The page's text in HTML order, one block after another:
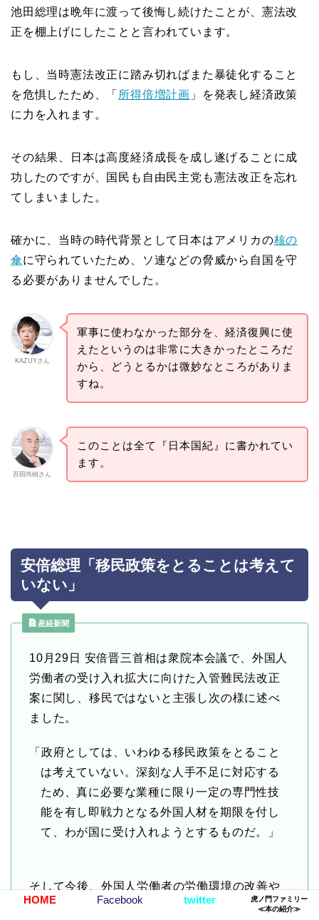
池田総理は晩年に渡って後悔し続けたことが、憲法改
正を棚上げにしたことと言われています。
もし、当時憲法改正に踏み切ればまた暴徒化すること
を危惧したため、「 所得倍増計画 」を発表し経済政策
に力を入れます。
その結果、日本は高度経済成長を成し遂げることに成
功したのですが、国民も自由民主党も憲法改正を忘れ
てしまいました。
確かに、当時の時代背景として日本はアメリカの核の
傘に守られていたため、ソ連などの脅威から自国を守
る必要がありませんでした。
KAZUYさん
軍事に使わなかった部分を、経済復興に使
えたというのは非常に大きかったところだ
から、どうとるかは微妙なところがありま
すね。
百田尚樹さん
このことは全て『日本国紀』に書かれてい
ます。
安倍総理「移民政策をとることは考えて
いない」
産経新聞
10月29日 安倍晋三首相は衆院本会議で、外国人
労働者の受け入れ拡大に向けた入管難民法改正
案に関し、移民ではないと主張し次の様に述べ
ました。
「政府としては、いわゆる移民政策をとること
は考えていない。深刻な人手不足に対応する
ため、真に必要な業種に限り一定の専門性技
能を有し即戦力となる外国人材を期限を付し
て、わが国に受け入れようとするものだ。」
そして今後、外国人労働者の労働環境の改善や
日本語教育の充実などに取り組んでいく考えも
HOME Facebook twitter
虎ノ門ファミリー
≪本の紹介≫